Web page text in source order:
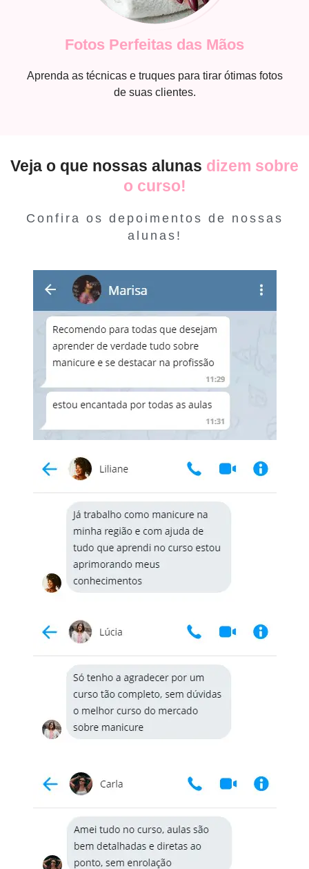
Fotos Perfeitas das Mãos
Aprenda as técnicas e truques para tirar ótimas fotos
de suas clientes.
Veja o que nossas alunas dizem sobre
o curso!
Confira os depoimentos de nossas
alunas!